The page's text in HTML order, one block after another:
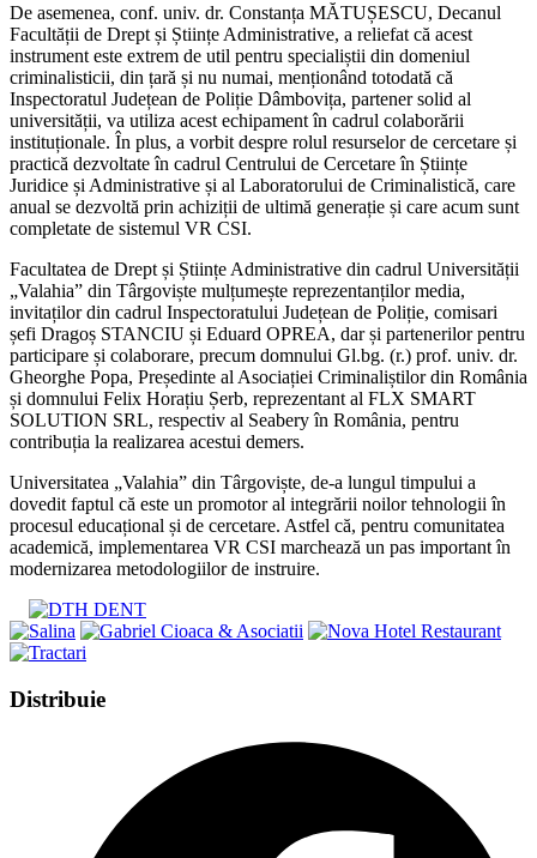
De asemenea, conf. univ. dr. Constanța MĂTUȘESCU, Decanul
Facultății de Drept și Științe Administrative, a reliefat că acest
instrument este extrem de util pentru specialiștii din domeniul
criminalisticii, din țară și nu numai, menționând totodată că
Inspectoratul Județean de Poliție Dâmbovița, partener solid al
universității, va utiliza acest echipament în cadrul colaborării
instituționale. În plus, a vorbit despre rolul resurselor de cercetare și
practică dezvoltate în cadrul Centrului de Cercetare în Științe
Juridice și Administrative și al Laboratorului de Criminalistică, care
anual se dezvoltă prin achiziții de ultimă generație și care acum sunt
completate de sistemul VR CSI.
Facultatea de Drept și Științe Administrative din cadrul Universității
„Valahia” din Târgoviște mulțumește reprezentanților media,
invitaților din cadrul Inspectoratului Județean de Poliție, comisari
șefi Dragoș STANCIU și Eduard OPREA, dar și partenerilor pentru
participare și colaborare, precum domnului Gl.bg. (r.) prof. univ. dr.
Gheorghe Popa, Președinte al Asociației Criminaliștilor din România
și domnului Felix Horațiu Șerb, reprezentant al FLX SMART
SOLUTION SRL, respectiv al Seabery în România, pentru
contribuția la realizarea acestui demers.
Universitatea „Valahia” din Târgoviște, de-a lungul timpului a
dovedit faptul că este un promotor al integrării noilor tehnologii în
procesul educațional și de cercetare. Astfel că, pentru comunitatea
academică, implementarea VR CSI marchează un pas important în
modernizarea metodologiilor de instruire.
DistribuieShare
window